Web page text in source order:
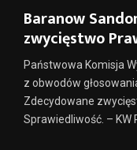
Baranow
zwycięstwo
Państwowa Komisja
z obwodów
Zdecydowane
Sprawiedliwość. – KW